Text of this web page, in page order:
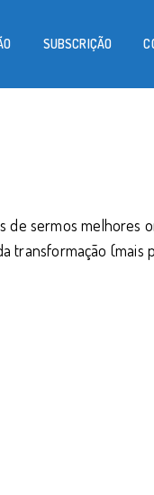
SUBSCRIÇÃO
de sermos melhores
transformação (mais